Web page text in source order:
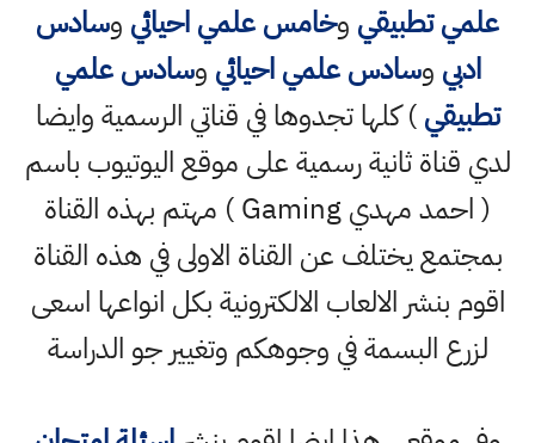
علمي تطبيقي وخامس علمي احيائي وسادس
ادبي وسادس علمي احيائي وسادس علمي
تطبيقي) كلها تجدوها في قناتي الرسمية وايضا
لدي قناة ثانية رسمية على موقع اليوتيوب باسم
( احمد مهدي Gaming ) مهتم بهذه القناة
بمجتمع يختلف عن القناة الاولى في هذه القناة
اقوم بنشر الالعاب الالكترونية بكل انواعها اسعى
لزرع البسمة في وجوهكم وتغيير جو الدراسة